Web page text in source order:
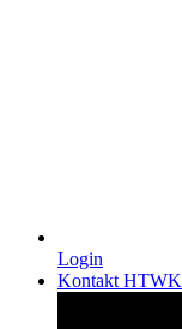
Login
Kontakt HTWK